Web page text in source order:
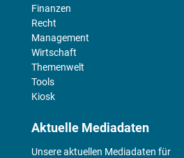
Finanzen
Recht
Management
Wirtschaft
Themenwelt
Tools
Kiosk
Aktuelle Mediadaten
Unsere aktuellen Mediadaten für